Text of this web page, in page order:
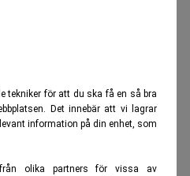
tekniker för att du ska få en så bra
Det innebär att vi lagrar
information på din enhet, som
olika partners för vissa av